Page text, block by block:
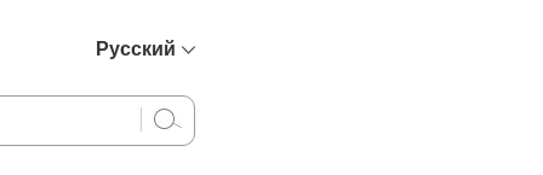
Русский
English